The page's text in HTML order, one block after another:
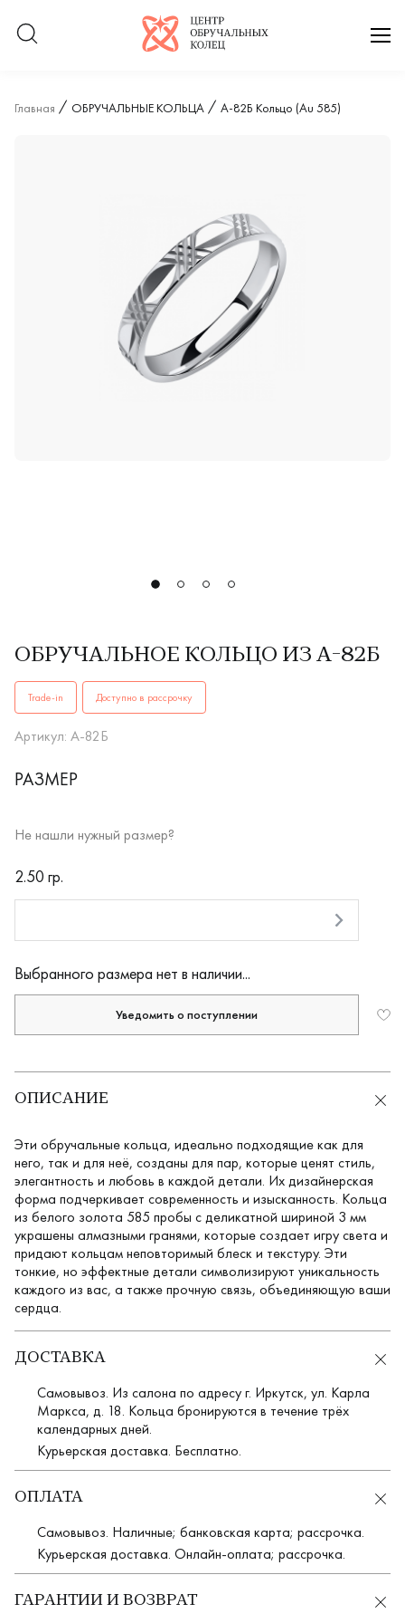
Логотип компании
Главная ОБРУЧАЛЬНЫЕ КОЛЬЦА А-82Б Кольцо (Au 585)
ОБРУЧАЛЬНОЕ КОЛЬЦО ИЗ А-82Б
ОБРУЧАЛЬНЫЕ КОЛЬЦАА-82Бкупить в Иркутске. ✔️
Trade-in Доступно в рассрочку
Артикул: А-82Б
РАЗМЕР
Не нашли нужный размер?
RUB
2.50 гр.
Выбранного размера нет в наличии...
Уведомить о поступлении
ОПИСАНИЕ
Эти обручальные кольца, идеально подходящие как для
него, так и для неё, созданы для пар, которые ценят стиль,
элегантность и любовь в каждой детали. Их дизайнерская
форма подчеркивает современность и изысканность. Кольца
из белого золота 585 пробы с деликатной шириной 3 мм
украшены алмазными гранями, которые создает игру света и
придают кольцам неповторимый блеск и текстуру. Эти
тонкие, но эффектные детали символизируют уникальность
каждого из вас, а также прочную связь, объединяющую ваши
сердца.
ДОСТАВКА
Самовывоз. Из салона по адресу г. Иркутск, ул. Карла
Маркса, д. 18. Кольца бронируются в течение трёх
календарных дней.
Курьерская доставка. Бесплатно.
ОПЛАТА
Самовывоз. Наличные; банковская карта; рассрочка.
Курьерская доставка. Онлайн-оплата; рассрочка.
ГАРАНТИИ И ВОЗВРАТ